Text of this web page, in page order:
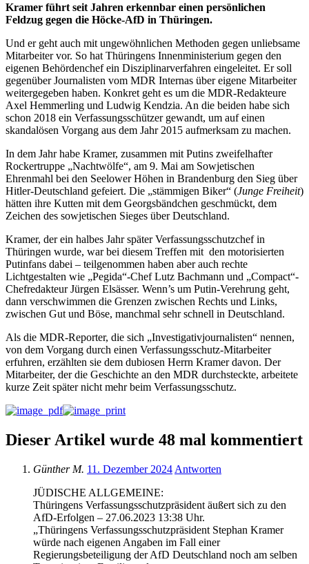
Kramer führt seit Jahren erkennbar einen persönlichen
Feldzug gegen die Höcke-AfD in Thüringen.
Und er geht auch mit ungewöhnlichen Methoden gegen unliebsame
Mitarbeiter vor. So hat Thüringens Innenministerium gegen den
eigenen Behördenchef ein Disziplinarverfahren eingeleitet. Er soll
gegenüber Journalisten vom MDR Internas über eigene Mitarbeiter
weitergegeben haben. Konkret geht es um die MDR-Redakteure
Axel Hemmerling und Ludwig Kendzia. An die beiden habe sich
schon 2018 ein Verfassungsschützer gewandt, um auf einen
skandalösen Vorgang aus dem Jahr 2015 aufmerksam zu machen.
In dem Jahr habe Kramer, zusammen mit Putins zweifelhafter
Rockertruppe „Nachtwölfe“, am 9. Mai am Sowjetischen
Ehrenmahl bei den Seelower Höhen in Brandenburg den Sieg über
Hitler-Deutschland gefeiert. Die „stämmigen Biker“ (Junge Freiheit)
hätten ihre Kutten mit dem Georgsbändchen geschmückt, dem
Zeichen des sowjetischen Sieges über Deutschland.
Kramer, der ein halbes Jahr später Verfassungsschutzchef in
Thüringen wurde, war bei diesem Treffen mit den motorisierten
Putinfans dabei – teilgenommen haben aber auch rechte
Lichtgestalten wie „Pegida“-Chef Lutz Bachmann und „Compact“-
Chefredakteur Jürgen Elsässer. Wenn’s um Putin-Verehrung geht,
dann verschwimmen die Grenzen zwischen Rechts und Links,
zwischen Gut und Böse, manchmal sehr schnell in Deutschland.
Als die MDR-Reporter, die sich „Investigativjournalisten“ nennen,
von dem Vorgang durch einen Verfassungsschutz-Mitarbeiter
erfuhren, erzählten sie dem dubiosen Herrn Kramer davon. Der
Mitarbeiter, der die Geschichte an den MDR durchsteckte, arbeitete
kurze Zeit später nicht mehr beim Verfassungsschutz.
Dieser Artikel wurde 48 mal kommentiert
Günther M. 11. Dezember 2024 Antworten
JÜDISCHE ALLGEMEINE:
Thüringens Verfassungsschutzpräsident äußert sich zu den
AfD-Erfolgen – 27.06.2023 13:38 Uhr.
„Thüringens Verfassungsschutzpräsident Stephan Kramer
würde nach eigenen Angaben im Fall einer
Regierungsbeteiligung der AfD Deutschland noch am selben